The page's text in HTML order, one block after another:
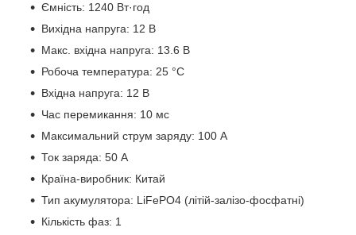
Ємність: 1240 Вт·год
Вихідна напруга: 12 В
Макс. вхідна напруга: 13.6 В
Робоча температура: 25 °C
Вхідна напруга: 12 В
Час перемикання: 10 мс
Максимальний струм заряду: 100 А
Ток заряда: 50 А
Країна-виробник: Китай
Тип акумулятора: LiFePO4 (літій-залізо-фосфатні)
Кількість фаз: 1